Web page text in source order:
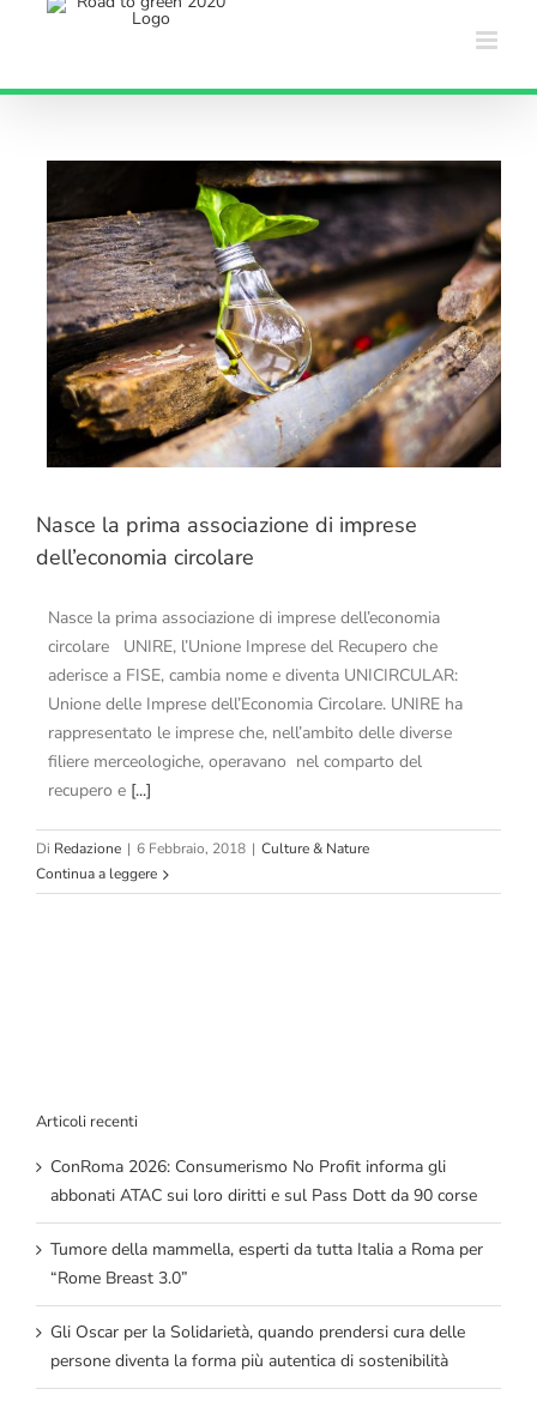
Nasce la prima associazione di imprese
dell’economia circolare
Nasce la prima associazione di imprese dell’economia
circolare UNIRE, l’Unione Imprese del Recupero che
aderisce a FISE, cambia nome e diventa UNICIRCULAR:
Unione delle Imprese dell’Economia Circolare. UNIRE ha
rappresentato le imprese che, nell’ambito delle diverse
filiere merceologiche, operavano nel comparto del
recupero e [...]
Di Redazione | 6 Febbraio, 2018 | Culture & Nature
Continua a leggere
Articoli recenti
ConRoma 2026: Consumerismo No Profit informa gli
abbonati ATAC sui loro diritti e sul Pass Dott da 90 corse
Tumore della mammella, esperti da tutta Italia a Roma per
“Rome Breast 3.0”
Gli Oscar per la Solidarietà, quando prendersi cura delle
persone diventa la forma più autentica di sostenibilità